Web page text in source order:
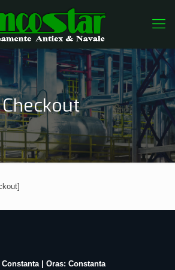
Checkout
| Oras: Constanta